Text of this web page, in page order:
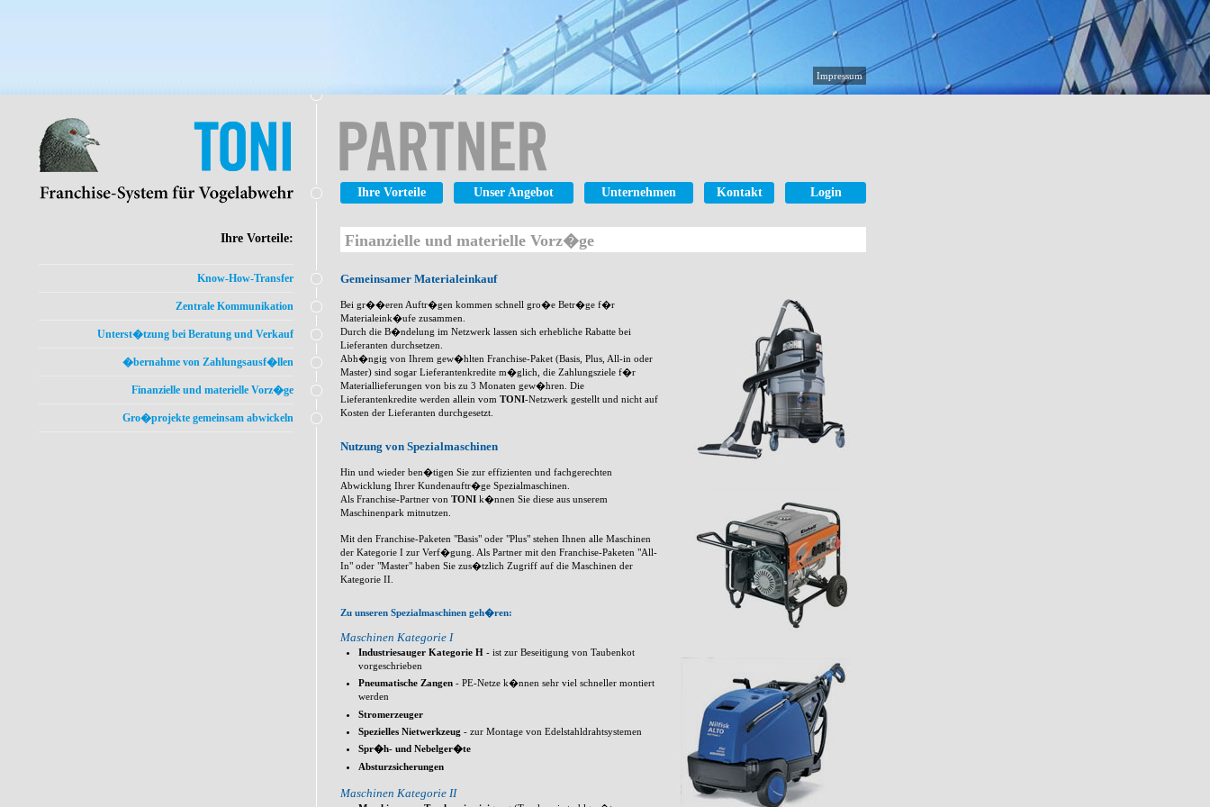
Impressum
Ihre Vorteile Unser Angebot Unternehmen Kontakt Login
Ihre Vorteile:
Know-How-Transfer
Zentrale Kommunikation
Unterst�tzung bei Beratung und Verkauf
�bernahme von Zahlungsausf�llen
Finanzielle und materielle Vorz�ge
Gro�projekte gemeinsam abwickeln
Finanzielle und materielle Vorz�ge
Gemeinsamer Materialeinkauf
Bei gr��eren Auftr�gen kommen schnell gro�e Betr�ge f�r
Materialeink�ufe zusammen.
Durch die B�ndelung im Netzwerk lassen sich erhebliche Rabatte bei
Lieferanten durchsetzen.
Abh�ngig von Ihrem gew�hlten Franchise-Paket (Basis, Plus, All-in oder
Master) sind sogar Lieferantenkredite m�glich, die Zahlungsziele f�r
Materiallieferungen von bis zu 3 Monaten gew�hren. Die
Lieferantenkredite werden allein vom TONI-Netzwerk gestellt und nicht auf
Kosten der Lieferanten durchgesetzt.
Nutzung von Spezialmaschinen
Hin und wieder ben�tigen Sie zur effizienten und fachgerechten
Abwicklung Ihrer Kundenauftr�ge Spezialmaschinen.
Als Franchise-Partner von TONI k�nnen Sie diese aus unserem
Maschinenpark mitnutzen.
Mit den Franchise-Paketen "Basis" oder "Plus" stehen Ihnen alle Maschinen
der Kategorie I zur Verf�gung. Als Partner mit den Franchise-Paketen "All-
In" oder "Master" haben Sie zus�tzlich Zugriff auf die Maschinen der
Kategorie II.
Zu unseren Spezialmaschinen geh�ren:
Maschinen Kategorie I
Industriesauger Kategorie H - ist zur Beseitigung von Taubenkot
vorgeschrieben
Pneumatische Zangen - PE-Netze k�nnen sehr viel schneller montiert
werden
Stromerzeuger
Spezielles Nietwerkzeug - zur Montage von Edelstahldrahtsystemen
Spr�h- und Nebelger�te
Absturzsicherungen
Maschinen Kategorie II